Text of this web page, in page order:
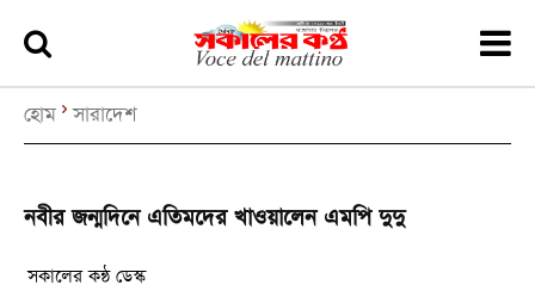
হোম সারাদেশ
নবীর জন্মদিনে এতিমদের খাওয়ালেন এমপি দুদু
সকালের কন্ঠ ডেস্ক